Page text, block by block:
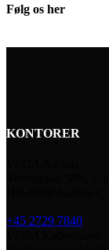
Følg os her
KONTORER
+45 2729 7840